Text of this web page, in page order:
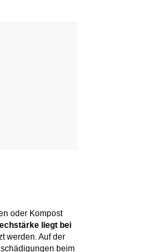
oder Kompost
liegt bei
werden. Auf der
beim